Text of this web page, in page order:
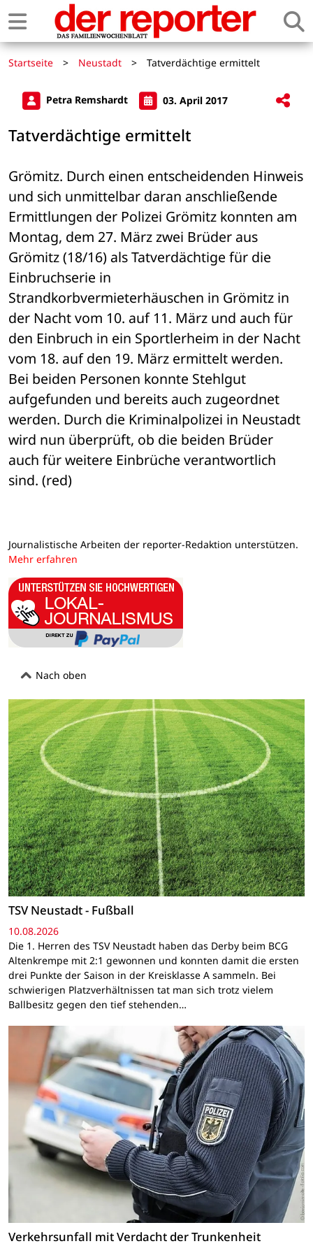
Startseite > Neustadt > Tatverdächtige ermittelt
Petra Remshardt 03. April 2017
Tatverdächtige ermittelt
Grömitz. Durch einen entscheidenden Hinweis
und sich unmittelbar daran anschließende
Ermittlungen der Polizei Grömitz konnten am
Montag, dem 27. März zwei Brüder aus
Grömitz (18/16) als Tatverdächtige für die
Einbruchserie in
Strandkorbvermieterhäuschen in Grömitz in
der Nacht vom 10. auf 11. März und auch für
den Einbruch in ein Sportlerheim in der Nacht
vom 18. auf den 19. März ermittelt werden.
Bei beiden Personen konnte Stehlgut
aufgefunden und bereits auch zugeordnet
werden. Durch die Kriminalpolizei in Neustadt
wird nun überprüft, ob die beiden Brüder
auch für weitere Einbrüche verantwortlich
sind. (red)
Journalistische Arbeiten der reporter-Redaktion unterstützen.
Mehr erfahren
Nach oben
TSV Neustadt - Fußball
10.08.2026
Die 1. Herren des TSV Neustadt haben das Derby beim BCG
Altenkrempe mit 2:1 gewonnen und konnten damit die ersten
drei Punkte der Saison in der Kreisklasse A sammeln. Bei
schwierigen Platzverhältnissen tat man sich trotz vielem
Ballbesitz gegen den tief stehenden…
Verkehrsunfall mit Verdacht der Trunkenheit